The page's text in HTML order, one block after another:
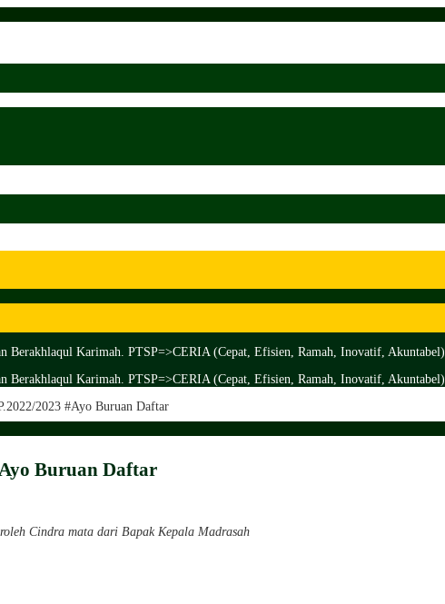
Berakhlaqul Karimah. PTSP=>CERIA (Cepat, Efisien, Ramah, Inovatif, Akuntabel)
Berakhlaqul Karimah. PTSP=>CERIA (Cepat, Efisien, Ramah, Inovatif, Akuntabel)
2023 #Ayo Buruan Daftar
Buruan Daftar
Cindra mata dari Bapak Kepala Madrasah